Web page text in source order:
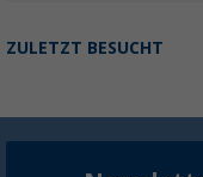
ZULETZT BESUCHT